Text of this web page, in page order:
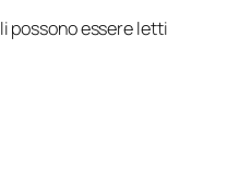
possono essere letti